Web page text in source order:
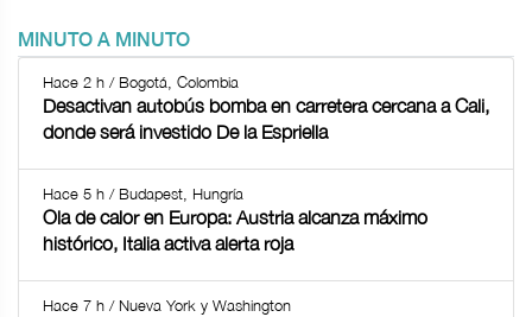
MINUTO A MINUTO
Hace 2 h / Bogotá, Colombia
Desactivan autobús bomba en carretera cercana a Cali,
donde será investido De la Espriella
Hace 5 h / Budapest, Hungría
Ola de calor en Europa: Austria alcanza máximo
histórico, Italia activa alerta roja
Hace 7 h / Nueva York y Washington